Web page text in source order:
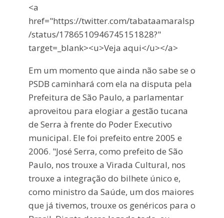
<a
href="https://twitter.com/tabataamaralsp
/status/1786510946745151828?"
target=_blank><u>Veja aqui</u></a>
Em um momento que ainda não sabe se o
PSDB caminhará com ela na disputa pela
Prefeitura de São Paulo, a parlamentar
aproveitou para elogiar a gestão tucana
de Serra à frente do Poder Executivo
municipal. Ele foi prefeito entre 2005 e
2006. "José Serra, como prefeito de São
Paulo, nos trouxe a Virada Cultural, nos
trouxe a integração do bilhete único e,
como ministro da Saúde, um dos maiores
que já tivemos, trouxe os genéricos para o